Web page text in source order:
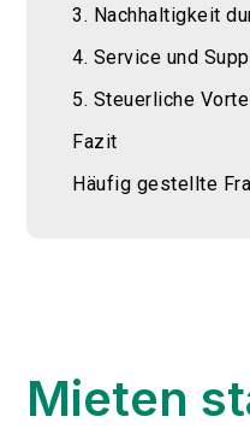
3. Nachhaltigkeit
4. Service und
5. Steuerliche
Fazit
Häufig gestellte
Mieten